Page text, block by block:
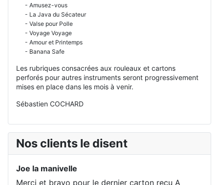
- Amusez-vous
- La Java du Sécateur
- Valse pour Polle
- Voyage Voyage
- Amour et Printemps
- Banana Safe
Les rubriques consacrées aux rouleaux et cartons
perforés pour autres instruments seront progressivement
mises en place dans les mois à venir.
Sébastien COCHARD
Nos clients le disent
Joe la manivelle
Merci et bravo pour le dernier carton reçu A